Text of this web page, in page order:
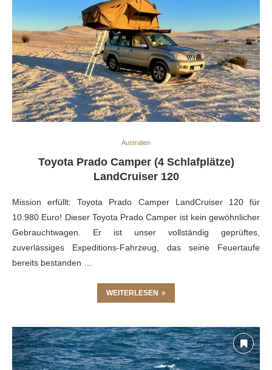
Australien
Toyota Prado Camper (4 Schlafplätze)
LandCruiser 120
Mission erfüllt: Toyota Prado Camper LandCruiser 120 für
10.980 Euro! Dieser Toyota Prado Camper ist kein gewöhnlicher
Gebrauchtwagen. Er ist unser vollständig geprüftes,
zuverlässiges Expeditions-Fahrzeug, das seine Feuertaufe
bereits bestanden …
WEITERLESEN